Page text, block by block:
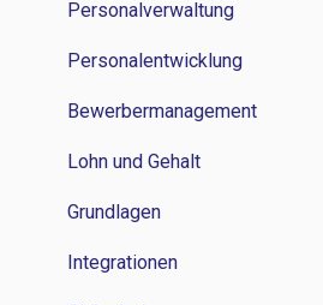
Lohn und Gehalt
Grundlagen
Personalverwaltung
Personalentwicklung
Bewerbermanagement
Lohn und Gehalt
Grundlagen
Integrationen